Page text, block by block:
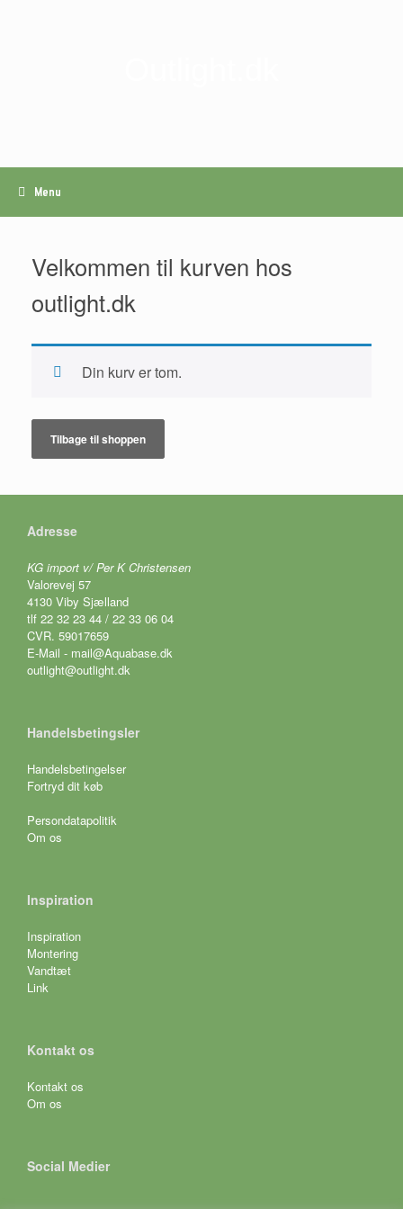
Menu
Velkommen til kurven hos
outlight.dk
Din kurv er tom.
Tilbage til shoppen
Adresse
KG import v/ Per K Christensen
Valorevej 57
4130 Viby Sjælland
tlf 22 32 23 44 / 22 33 06 04
CVR. 59017659
E-Mail - mail@Aquabase.dk
outlight@outlight.dk
Handelsbetingsler
Handelsbetingelser
Fortryd dit køb
Persondatapolitik
Om os
Inspiration
Inspiration
Montering
Vandtæt
Link
Kontakt os
Kontakt os
Om os
Social Medier